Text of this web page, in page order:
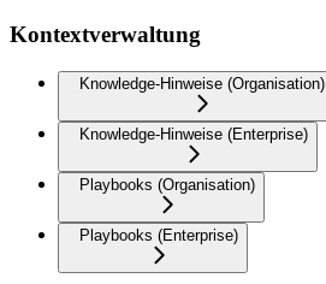
Kontextverwaltung
Knowledge-Hinweise (Organisation)
Knowledge-Hinweise (Enterprise)
Playbooks (Organisation)
Playbooks (Enterprise)